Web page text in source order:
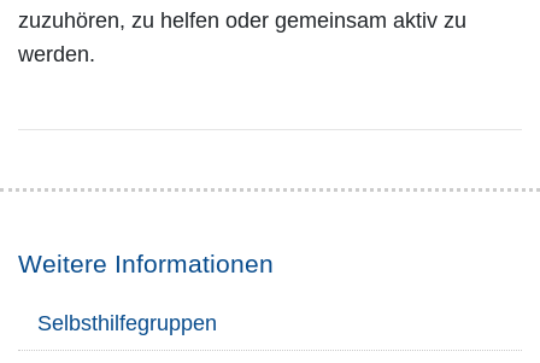
zuzuhören, zu helfen oder gemeinsam aktiv zu
werden.
Weitere Informationen
Selbsthilfegruppen